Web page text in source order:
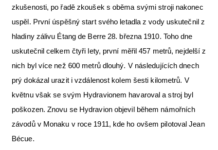
zkušenosti, po řadě zkoušek s oběma svými stroji nakonec
uspěl. První úspěšný start svého letadla z vody uskutečnil z
hladiny zálivu Étang de Berre 28. března 1910. Toho dne
uskutečnil celkem čtyři lety, první měřil 457 metrů, nejdelší z
nich byl více než 600 metrů dlouhý. V následujících dnech
prý dokázal urazit i vzdálenost kolem šesti kilometrů. V
květnu však se svým Hydravionem havaroval a stroj byl
poškozen. Znovu se Hydravion objevil během námořních
závodů v Monaku v roce 1911, kde ho ovšem pilotoval Jean
Bécue.